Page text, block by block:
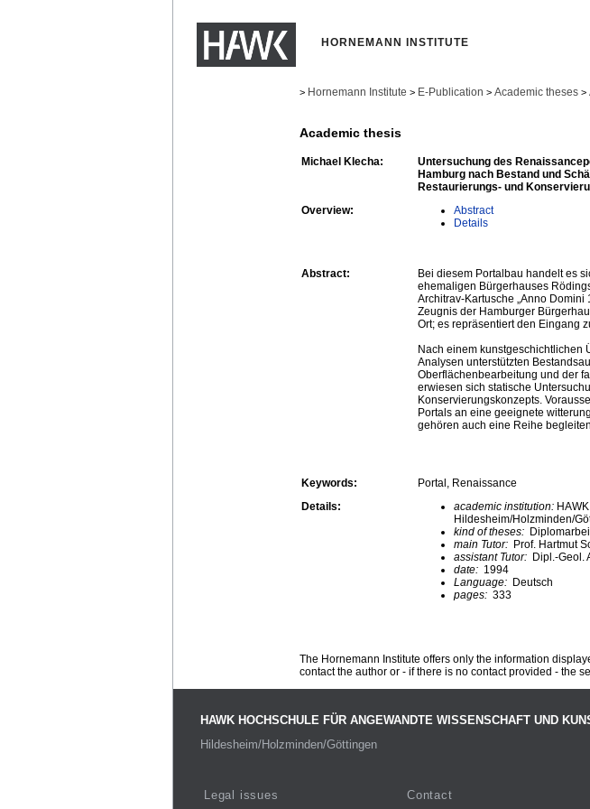
HORNEMANN INSTITUTE
> Hornemann Institute > E-Publication > Academic theses >
Academic thesis
Michael Klecha:
Untersuchung des
Hamburg nach Bestand und
Restaurierungs- und
Overview:
Abstract
Details
Abstract:
Bei diesem Portalbau handelt es
ehemaligen Bürgerhauses
Architrav-Kartusche „Anno
Zeugnis der Hamburger
Ort; es repräsentiert den Eingang
Nach einem kunstgeschichtlichen
Analysen unterstützten
Oberflächenbearbeitung und der
erwiesen sich statische
Konservierungskonzepts.
Portals an eine geeignete
gehören auch eine Reihe
Keywords:
Portal, Renaissance
Details:
academic institution:
Hildesheim/Holzminden/
kind of theses:
main Tutor: Prof. Hartmut
assistant Tutor: Dipl.-Geol.
date: 1994
Language: Deutsch
pages: 333
The Hornemann Institute offers only the information
contact the author or - if there is no contact provided - the
HAWK HOCHSCHULE FÜR ANGEWANDTE WISSENSCHAFT UND
Hildesheim/Holzminden/Göttingen
Legal issues Contact